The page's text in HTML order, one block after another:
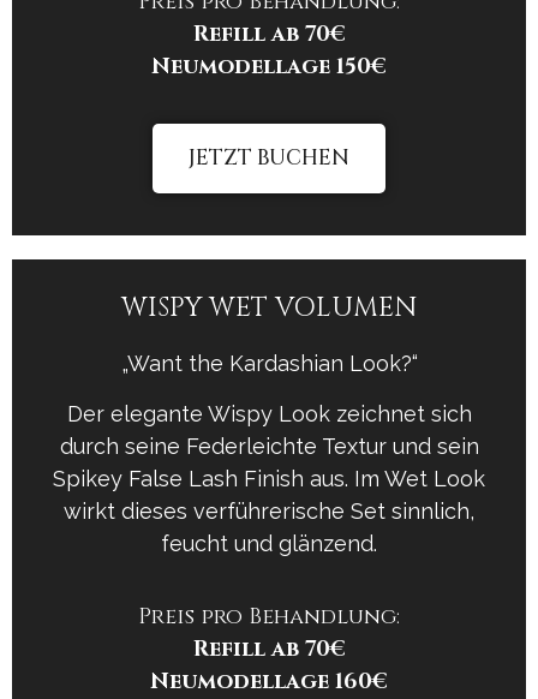
Refill ab 70€
Neumodellage 150€
JETZT BUCHEN
WISPY WET VOLUMEN
„Want the Kardashian Look?“
Der elegante Wispy Look zeichnet sich
durch seine Federleichte Textur und sein
Spikey False Lash Finish aus. Im Wet Look
wirkt dieses verführerische Set sinnlich,
feucht und glänzend.
Preis pro Behandlung:
Refill ab 70€
Neumodellage 160€